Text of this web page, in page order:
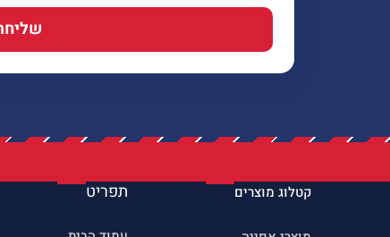
קטלוג מוצרים תפריט